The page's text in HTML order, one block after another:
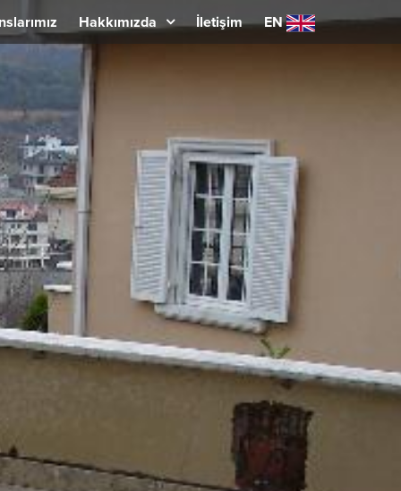
Hakkımızda İletişim EN